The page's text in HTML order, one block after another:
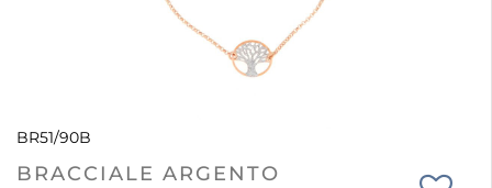
BR51/90B
BRACCIALE ARGENTO